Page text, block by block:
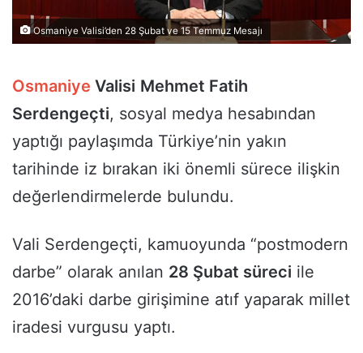
Osmaniye Valisi’den 28 Şubat ve 15 Temmuz Mesajı
Osmaniye Valisi Mehmet Fatih
Serdengeçti, sosyal medya hesabından
yaptığı paylaşımda Türkiye’nin yakın
tarihinde iz bırakan iki önemli sürece ilişkin
değerlendirmelerde bulundu.
Vali Serdengeçti, kamuoyunda “postmodern
darbe” olarak anılan 28 Şubat süreci ile
2016’daki darbe girişimine atıf yaparak millet
iradesi vurgusu yaptı.